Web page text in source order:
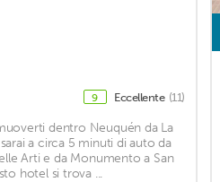
9 Eccellente (11)
dentro Neuquén da La
a circa 5 minuti di auto da
Arti e da Monumento a San
hotel si trova ...